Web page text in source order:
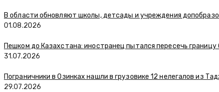
В области обновляют школы, детсады и учреждения
01.08.2026
Пешком до Казахстана: иностранец пытался пересечь
31.07.2026
Пограничники в Озинках нашли в грузовике 12 нелегалов из
29.07.2026